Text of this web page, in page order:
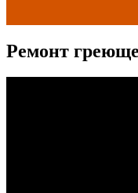
Ремонт